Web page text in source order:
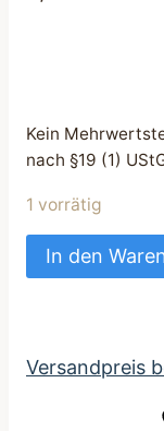
Kein
nach §19 (1)
1 vorrätig
Impfpasshülle
Schutzhülle
In den
Versandpreis